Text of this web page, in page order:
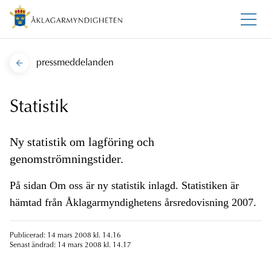
pressmeddelanden
Statistik
Ny statistik om lagföring och
genomströmningstider.
På sidan Om oss är ny statistik inlagd. Statistiken är
hämtad från Åklagarmyndighetens årsredovisning 2007.
Publicerad: 14 mars 2008 kl. 14.16
Senast ändrad: 14 mars 2008 kl. 14.17